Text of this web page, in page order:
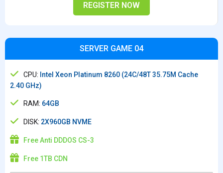
REGISTER NOW
SERVER GAME 04
CPU: Intel Xeon Platinum 8260 (24C/48T 35.75M Cache
2.40 GHz)
RAM: 64GB
DISK: 2X960GB NVME
Free Anti DDDOS CS-3
Free 1TB CDN